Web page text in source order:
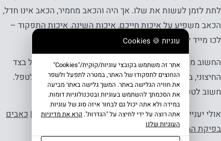
לתת לזמן לעשות את שלו. אך היה והכאב מחמיר, הכאב אינו חדל,
הכאב משפיע על איכות חייכם, איכות השינה, איכות התפקוד –
לכו מייד להיבדק. למצוא את מקור הכאב ולטפל בו.
החשוב מכל הוא לזכורשבכאב ברכיים, בכאב בברך שמאל בצד
החיצוני, בכאב בחלק הפנימי או האחורי של הברך – ניתן לטפל.
חשוב לטפל כי חיים לצד כאב משנים את איכותם.
אולי יעניין אתכם גם:שחיקת סחוס בברך|דלקת ברכיים | כאבים
בפיקת הברך
עוגיות 🍪 Cookies
אתר זה משתמש בקובצי עוגיות/קוּקִית/"Cookies"
הנחוצים לתפקודו של האתר, במטרה לתפעל ולשפר
את חוויה הגלישה באתר. המשך גלישה באתר מביעה
את הסכמתך להשתמש בעוגיות ובטכנולוגיות דומות.
במידה ולא אתה יכול גם לבחור איזה סוג של עוגיות
אתה רוצה על ידי לחיצה על "הגדרות". קרא את מדיניות
העוגיות שלנו